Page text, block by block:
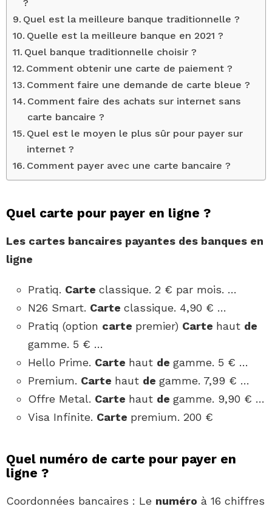
?
Quel est la meilleure banque traditionnelle ?
Quelle est la meilleure banque en 2021 ?
Quel banque traditionnelle choisir ?
Comment obtenir une carte de paiement ?
Comment faire une demande de carte bleue ?
Comment faire des achats sur internet sans
carte bancaire ?
Quel est le moyen le plus sûr pour payer sur
internet ?
Comment payer avec une carte bancaire ?
Quel carte pour payer en ligne ?
Les cartes bancaires payantes des banques en
ligne
Pratiq. Carte classique. 2 € par mois. …
N26 Smart. Carte classique. 4,90 € …
Pratiq (option carte premier) Carte haut de
gamme. 5 € …
Hello Prime. Carte haut de gamme. 5 € …
Premium. Carte haut de gamme. 7,99 € …
Offre Metal. Carte haut de gamme. 9,90 € …
Visa Infinite. Carte premium. 200 €
Quel numéro de carte pour payer en
ligne ?
Coordonnées bancaires : Le numéro à 16 chiffres